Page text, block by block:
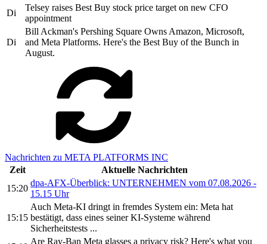
Di
Telsey raises Best Buy stock price target on new CFO
appointment
Di
Bill Ackman's Pershing Square Owns Amazon, Microsoft,
and Meta Platforms. Here's the Best Buy of the Bunch in
August.
Nachrichten zu META PLATFORMS INC
Zeit
Aktuelle Nachrichten
15:20
dpa-AFX-Überblick: UNTERNEHMEN vom 07.08.2026 -
15.15 Uhr
15:15
Auch Meta-KI dringt in fremdes System ein: Meta hat
bestätigt, dass eines seiner KI-Systeme während
Sicherheitstests ...
Are Ray-Ban Meta glasses a privacy risk? Here's what you